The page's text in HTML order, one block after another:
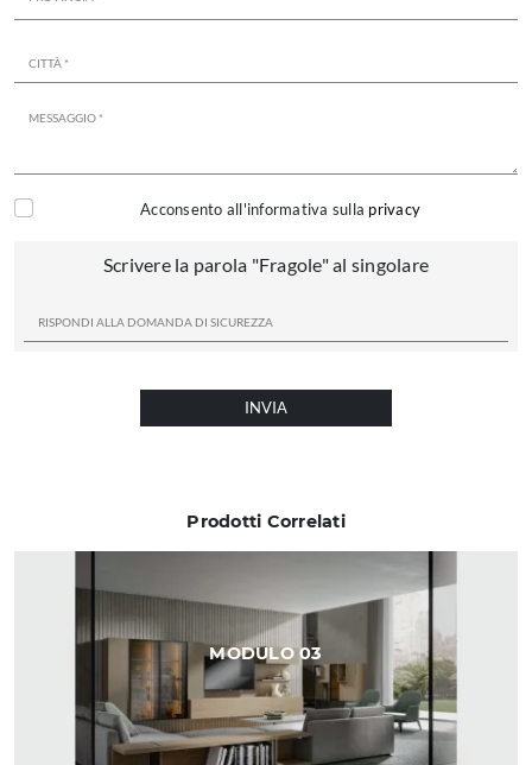
Prodotti Correlati
MODULO 03
Acconsento all'informativa sulla privacy
Scrivere la parola "Fragole" al singolare
INVIA